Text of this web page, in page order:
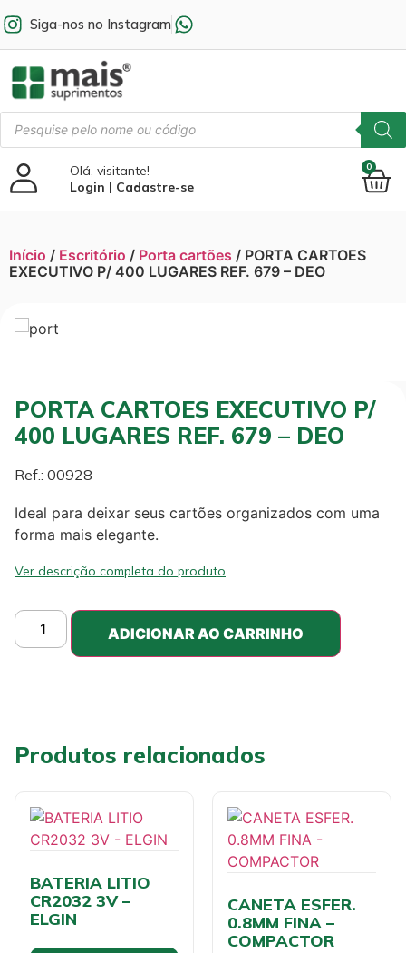
Siga-nos no Instagram
Olá, visitante!
Login | Cadastre-se
0
Início / Escritório / Porta cartões / PORTA CARTOES
EXECUTIVO P/ 400 LUGARES REF. 679 – DEO
PORTA CARTOES EXECUTIVO P/
400 LUGARES REF. 679 – DEO
Ref.: 00928
Ideal para deixar seus cartões organizados com uma
forma mais elegante.
Ver descrição completa do produto
ADICIONAR AO CARRINHO
Produtos relacionados
BATERIA LITIO
CR2032 3V –
ELGIN
CANETA ESFER.
0.8MM FINA –
COMPACTOR